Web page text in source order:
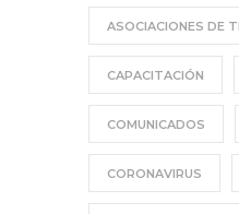
ASOCIACIONES DE
CAPACITACIÓN
COMUNICADOS
CORONAVIRUS